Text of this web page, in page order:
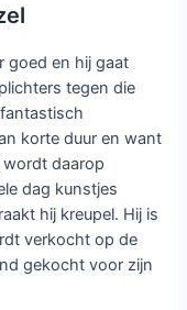
goed en hij gaat
tegen die
korte duur en want
wordt daarop
dag kunstjes
hij kreupel. Hij is
verkocht op de
gekocht voor zijn